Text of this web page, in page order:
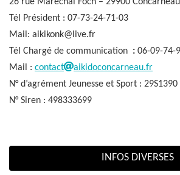
Tél Président : 07-73-24-71-03
Mail: aikikonk@live.fr
Tél Chargé de communication : 06-09-74-
Mail : contact
aikidoconcarneau.fr
N° d’agrément Jeunesse et Sport : 29S1390
N° Siren : 498333699
INFOS DIVERSES